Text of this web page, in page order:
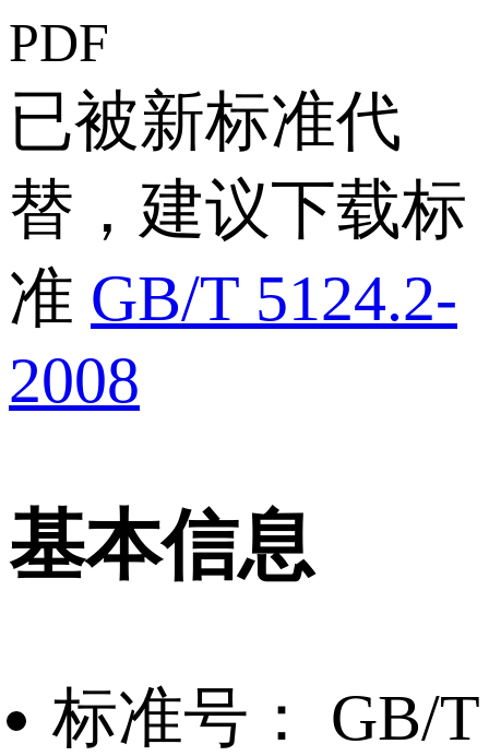
PDF
已被新标准代
替，建议下载标
准 GB/T 5124.2-
2008
基本信息
标准号：
GB/T